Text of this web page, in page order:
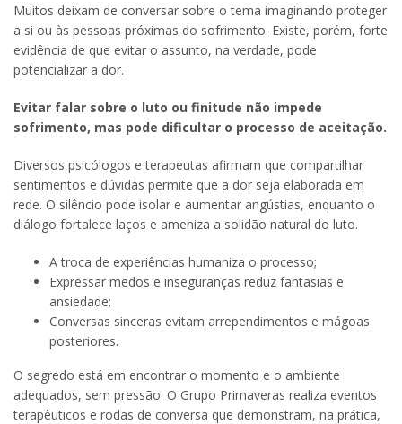
Muitos deixam de conversar sobre o tema imaginando proteger
a si ou às pessoas próximas do sofrimento. Existe, porém, forte
evidência de que evitar o assunto, na verdade, pode
potencializar a dor.
Evitar falar sobre o luto ou finitude não impede
sofrimento, mas pode dificultar o processo de aceitação.
Diversos psicólogos e terapeutas afirmam que compartilhar
sentimentos e dúvidas permite que a dor seja elaborada em
rede. O silêncio pode isolar e aumentar angústias, enquanto o
diálogo fortalece laços e ameniza a solidão natural do luto.
A troca de experiências humaniza o processo;
Expressar medos e inseguranças reduz fantasias e
ansiedade;
Conversas sinceras evitam arrependimentos e mágoas
posteriores.
O segredo está em encontrar o momento e o ambiente
adequados, sem pressão. O Grupo Primaveras realiza eventos
terapêuticos e rodas de conversa que demonstram, na prática,